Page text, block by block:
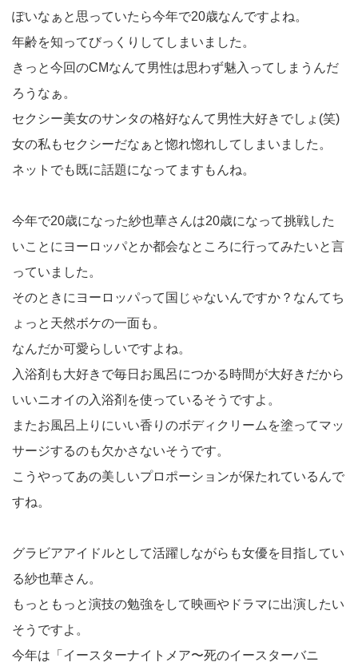
ぽいなぁと思っていたら今年で20歳なんですよね。
年齢を知ってびっくりしてしまいました。
きっと今回のCMなんて男性は思わず魅入ってしまうんだ
ろうなぁ。
セクシー美女のサンタの格好なんて男性大好きでしょ(笑)
女の私もセクシーだなぁと惚れ惚れしてしまいました。
ネットでも既に話題になってますもんね。
今年で20歳になった紗也華さんは20歳になって挑戦した
いことにヨーロッパとか都会なところに行ってみたいと言
っていました。
そのときにヨーロッパって国じゃないんですか？なんてち
ょっと天然ボケの一面も。
なんだか可愛らしいですよね。
入浴剤も大好きで毎日お風呂につかる時間が大好きだから
いいニオイの入浴剤を使っているそうですよ。
またお風呂上りにいい香りのボディクリームを塗ってマッ
サージするのも欠かさないそうです。
こうやってあの美しいプロポーションが保たれているんで
すね。
グラビアアイドルとして活躍しながらも女優を目指してい
る紗也華さん。
もっともっと演技の勉強をして映画やドラマに出演したい
そうですよ。
今年は「イースターナイトメア〜死のイースターバニ